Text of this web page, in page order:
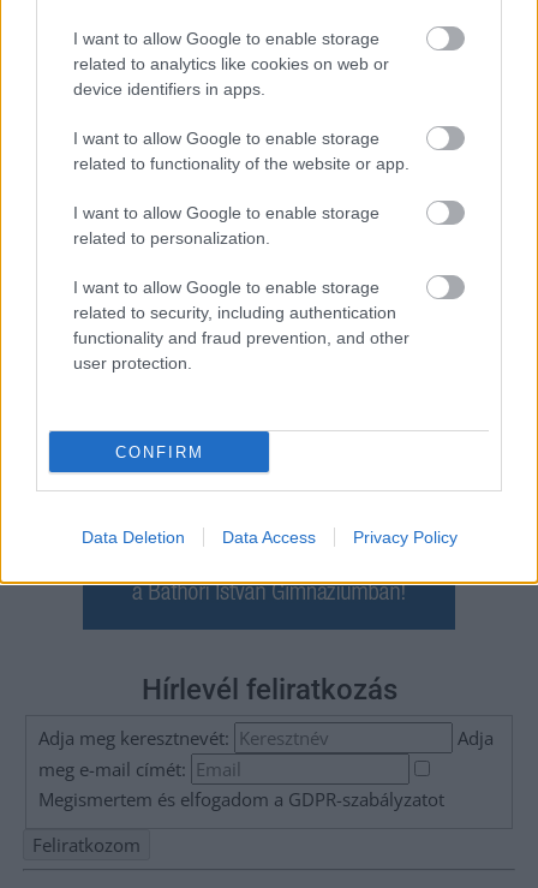
I want to allow Google to enable storage
related to analytics like cookies on web or
device identifiers in apps.
I want to allow Google to enable storage
related to functionality of the website or app.
I want to allow Google to enable storage
related to personalization.
I want to allow Google to enable storage
related to security, including authentication
functionality and fraud prevention, and other
user protection.
CONFIRM
Data Deletion Data Access Privacy Policy
munkáját érinti.
TOVÁBB OLVASOM
Kék hírek Jász-Nagykun-Szolnok vármegye,Jászberény,
, Szőllősi Szabolcs Kálmán , tűzoltóság
Hírlevél feliratkozás
Adja meg keresztnevét:
Adja
meg e-mail címét:
Megismertem és elfogadom a GDPR-szabályzatot